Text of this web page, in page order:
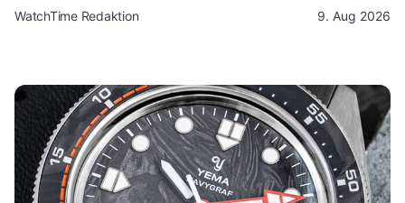
WatchTime Redaktion 9. Aug 2026